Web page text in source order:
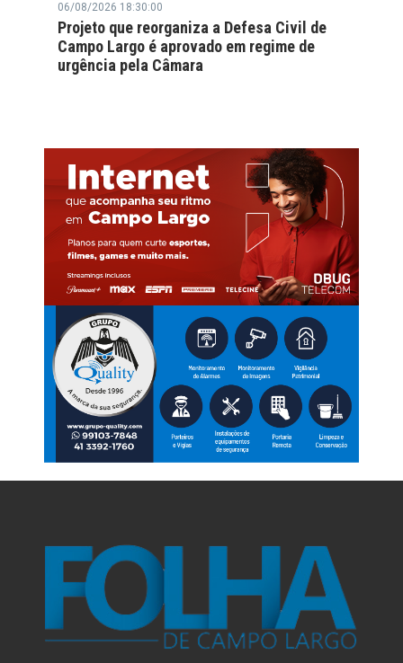
06/08/2026 18:30:00
Projeto que reorganiza a Defesa Civil de
Campo Largo é aprovado em regime de
urgência pela Câmara